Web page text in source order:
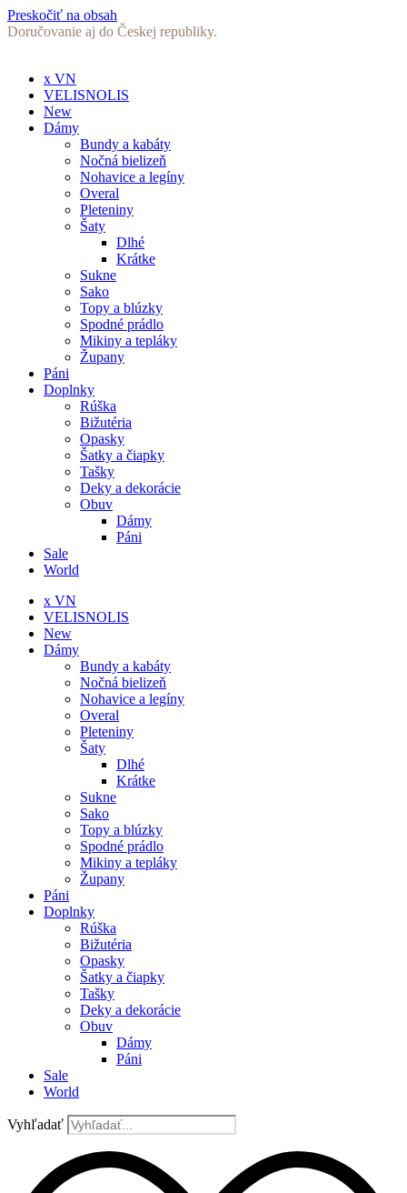
Preskočiť na obsah
Doručovanie aj do Českej republiky.
x VN
VELISNOLIS
New
Dámy
Bundy a kabáty
Nočná bielizeň
Nohavice a legíny
Overal
Pleteniny
Šaty
Dlhé
Krátke
Sukne
Sako
Topy a blúzky
Spodné prádlo
Mikiny a tepláky
Župany
Páni
Doplnky
Rúška
Bižutéria
Opasky
Šatky a čiapky
Tašky
Deky a dekorácie
Obuv
Dámy
Páni
Sale
World
x VN
VELISNOLIS
New
Dámy
Bundy a kabáty
Nočná bielizeň
Nohavice a legíny
Overal
Pleteniny
Šaty
Dlhé
Krátke
Sukne
Sako
Topy a blúzky
Spodné prádlo
Mikiny a tepláky
Župany
Páni
Doplnky
Rúška
Bižutéria
Opasky
Šatky a čiapky
Tašky
Deky a dekorácie
Obuv
Dámy
Páni
Sale
World
Vyhľadať